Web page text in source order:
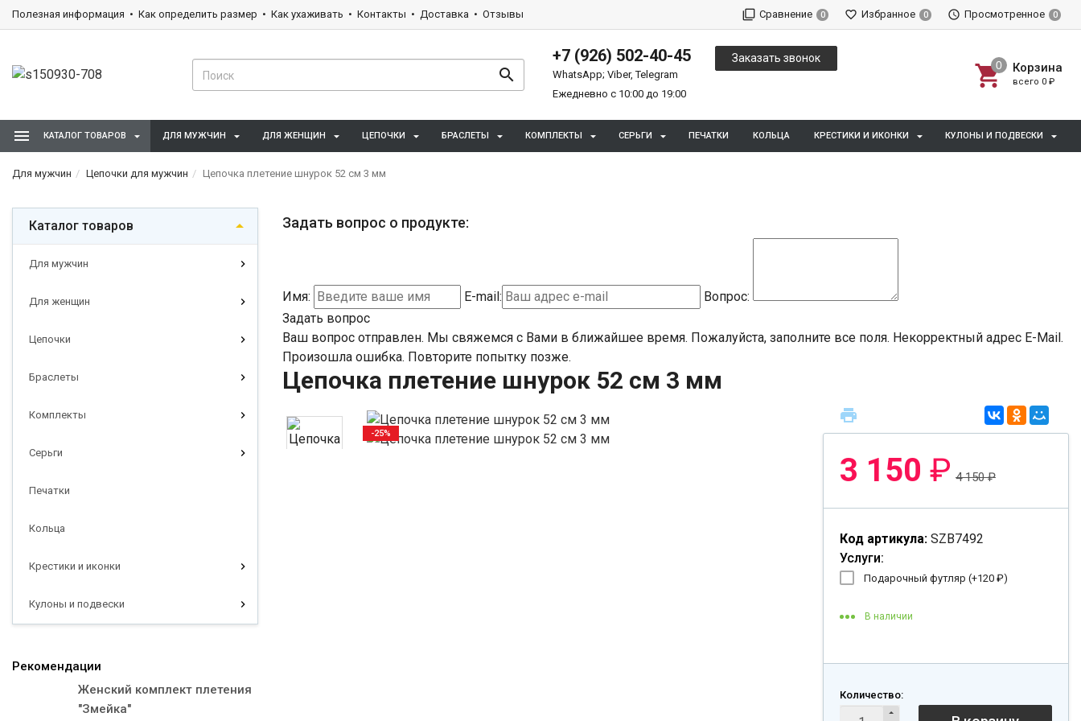
Полезная информация Как определить размер Как ухаживать Контакты Доставка Отзывы Сравнение 0 Избранное 0 Просмотренное 0
+7 (926) 502-40-45
WhatsApp; Viber, Telegram
Ежедневно с 10:00 до 19:00
Заказать звонок
Корзина
всего 0 ₽
КАТАЛОГ ТОВАРОВ ДЛЯ МУЖЧИН ДЛЯ ЖЕНЩИН ЦЕПОЧКИ БРАСЛЕТЫ КОМПЛЕКТЫ СЕРЬГИ ПЕЧАТКИ КОЛЬЦА КРЕСТИКИ И ИКОНКИ КУЛОНЫ И ПОДВЕСКИ
Для мужчин Цепочки для мужчин Цепочка плетение шнурок 52 см 3 мм
Каталог товаров
Для мужчин
Для женщин
Цепочки
Браслеты
Комплекты
Серьги
Печатки
Кольца
Крестики и иконки
Кулоны и подвески
Рекомендации
Женский комплект плетения
"Змейка"
Задать вопрос о продукте:
Имя: E-mail:
Вопрос:
Задать вопрос
Ваш вопрос отправлен. Мы свяжемся с Вами в ближайшее время. Пожалуйста, заполните все поля. Некорректный адрес E-Mail.
Произошла ошибка. Повторите попытку позже.
Цепочка плетение шнурок 52 см 3 мм
-25%
3 150 ₽ 4 150₽
Код артикула: SZB7492
Услуги:
Подарочный футляр (+120 ₽)
В наличии
Количество: